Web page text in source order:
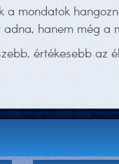
mondatok
hanem még a
értékesebb az